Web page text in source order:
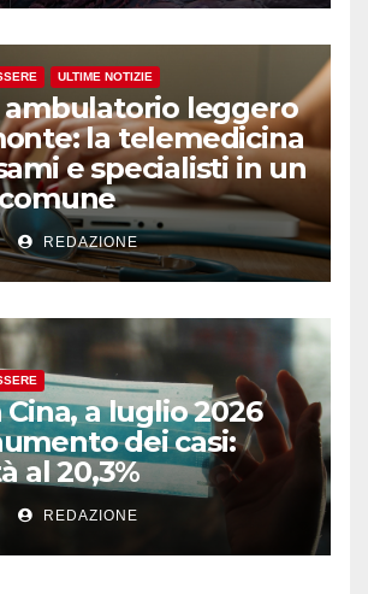
ULTIME NOTIZIE
ambulatorio leggero
la telemedicina
e specialisti in un
REDAZIONE
Cina, a luglio 2026
dei casi:
al 20,3%
REDAZIONE